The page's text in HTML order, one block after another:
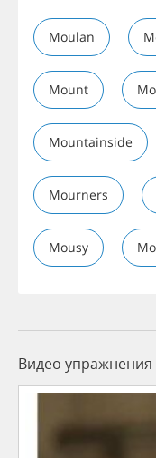
Moulan
Mount
Mountainside
Mourners
Mousy
Видео упражнения